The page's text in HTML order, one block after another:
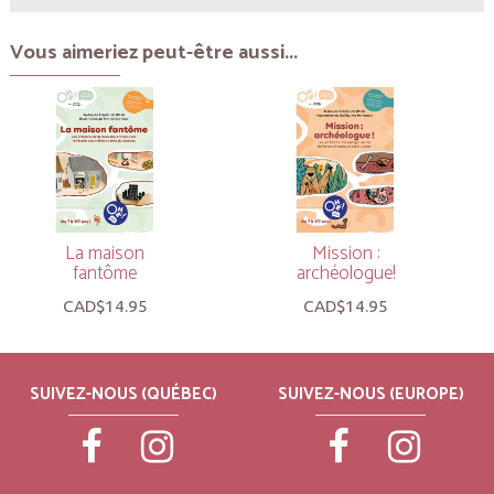
Vous aimeriez peut-être aussi...
La maison
fantôme
CAD$14.95
Mission :
archéologue!
CAD$14.95
SUIVEZ-NOUS (QUÉBEC) SUIVEZ-NOUS (EUROPE)